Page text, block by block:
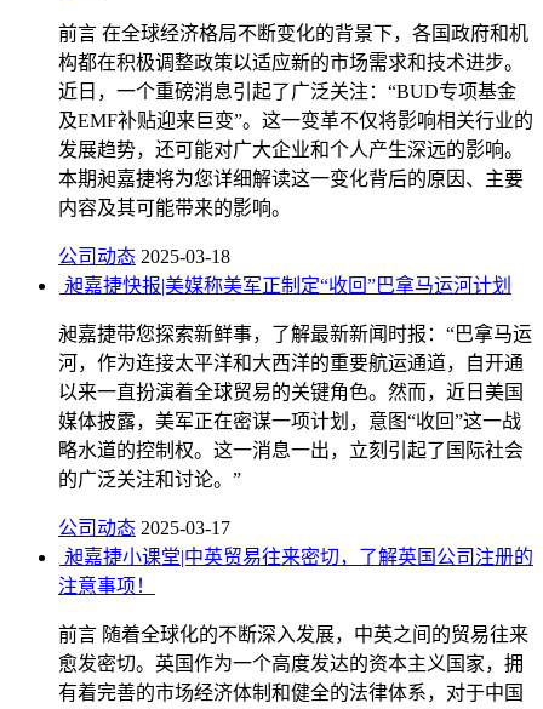
前言 在全球经济格局不断变化的背景下，各国政府和机
构都在积极调整政策以适应新的市场需求和技术进步。
近日，一个重磅消息引起了广泛关注：“BUD专项基金
及EMF补贴迎来巨变”。这一变革不仅将影响相关行业的
发展趋势，还可能对广大企业和个人产生深远的影响。
本期昶嘉捷将为您详细解读这一变化背后的原因、主要
内容及其可能带来的影响。
公司动态 2025-03-18
昶嘉捷快报|美媒称美军正制定“收回”巴拿马运河计划
昶嘉捷带您探索新鲜事，了解最新新闻时报：“巴拿马运
河，作为连接太平洋和大西洋的重要航运通道，自开通
以来一直扮演着全球贸易的关键角色。然而，近日美国
媒体披露，美军正在密谋一项计划，意图“收回”这一战
略水道的控制权。这一消息一出，立刻引起了国际社会
的广泛关注和讨论。”
公司动态 2025-03-17
昶嘉捷小课堂|中英贸易往来密切，了解英国公司注册的
注意事项！
前言 随着全球化的不断深入发展，中英之间的贸易往来
愈发密切。英国作为一个高度发达的资本主义国家，拥
有着完善的市场经济体制和健全的法律体系，对于中国